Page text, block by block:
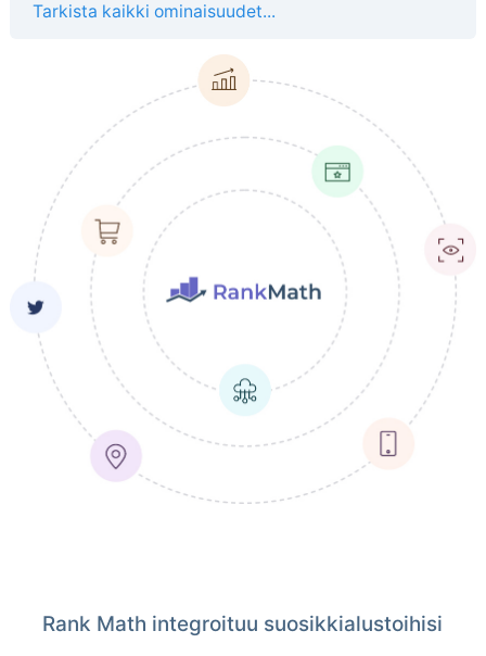
Tarkista kaikki ominaisuudet...
Rank Math integroituu suosikkialustoihisi